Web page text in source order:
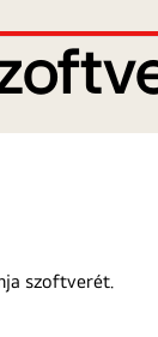
szoftverét.